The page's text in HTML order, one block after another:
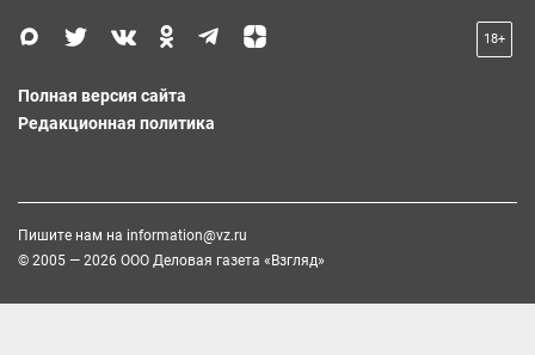
18+
Полная версия сайта
Редакционная политика
Пишите нам на information@vz.ru
© 2005 — 2026 ООО Деловая газета «Взгляд»